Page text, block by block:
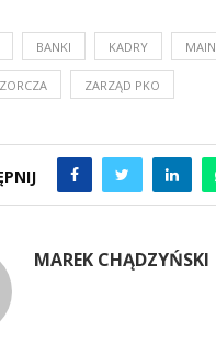
BANKI KADRY MAIN
ZARZĄD PKO
MAREK CHĄDZYŃSKI